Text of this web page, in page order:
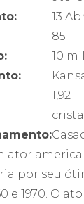
13
85
10
1,92
ator
por seu
e 1970. O